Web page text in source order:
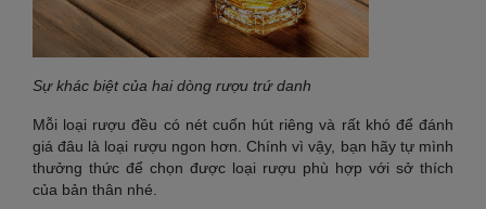
Sự khác biệt của hai dòng rượu trứ danh
Mỗi loại rượu đều có nét cuốn hút riêng và rất khó để đánh
giá đâu là loại rượu ngon hơn. Chính vì vậy, bạn hãy tự mình
thưởng thức để chọn được loại rượu phù hợp với sở thích
của bản thân nhé.